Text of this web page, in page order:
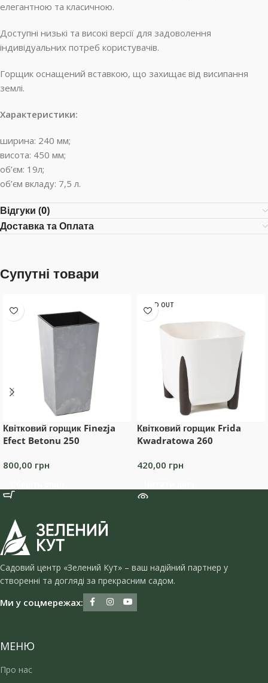
елегантною та класичною.
Доступні низькі та високі версії для задоволення
індивідуальних потреб користувачів.
Горщик оснащений вставкою, що захищає від висипання
землі.
Характеристики:
ширина: 240 мм;
висота: 450 мм;
об’єм: 19л;
об’єм вкладу: 7,5 л.
Відгуки (0)
Доставка та Оплата
Супутні товари
Квітковий горщик Finezja
Efect Betonu 250
800,00 грн
SOLD OUT
Квітковий горщик Frida
Kwadratowa 260
420,00 грн
Садовий центр «Зелений Кут» – ваш надійний партнер у
створенні та догляді за прекрасним садом.
Ми у соцмережах:
МЕНЮ
Про нас